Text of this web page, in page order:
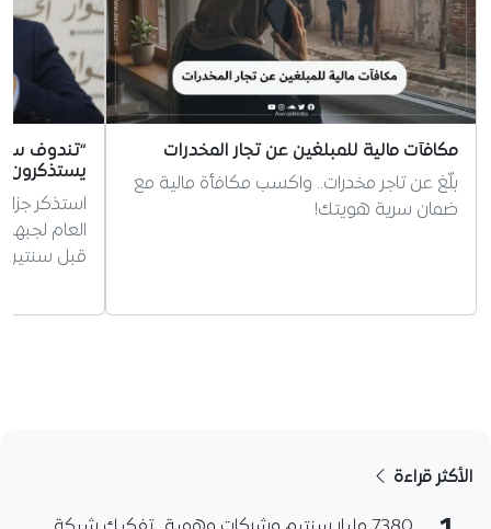
مكافآت مالية للمبلغين عن تجار المخدرات
بلّغ عن تاجر مخدرات.. واكسب مكافأة مالية مع
ضمان سرية هويتك!
“تندوف
يستذكرون
استذكر
العام
قبل
الأكثر قراءة